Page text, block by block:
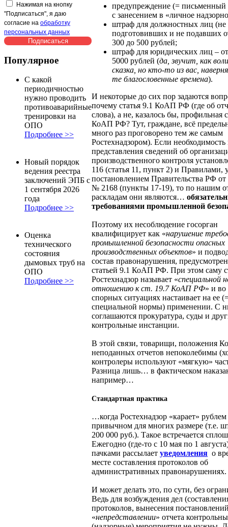
Нажимая на кнопку
"Подписаться", я даю
согласие на обработку
персональных данных
Популярное
С какой
периодичностью
нужно проводить
противоаварийные
тренировки на
ОПО
Подробнее >>
Новый порядок
ведения реестра
заключений ЭПБ с
1 сентября 2026
года
Подробнее >>
Оценка
технического
состояния
дымовых труб на
ОПО
Подробнее >>
предупреждение (= письменный
с занесением в «личное
штраф для должностных лиц (не
подготовивших и не подавших
300 до 500 рублей;
штраф для юридических лиц –
5000 рублей (да, звучит, как
сказка, но кто-то из вас,
те благословенные времена).
И некоторые до сих пор задаются
почему статья 9.1 КоАП РФ (где об
слова), а не, казалось бы, профильная
КоАП РФ? Тут, граждане, всё
много раз проговорено тем же самым
Ростехнадзором). Если необходимость
представления сведений об
производственного контроля
116 (статья 11, пункт 2) и Правилами,
постановлением Правительства РФ от
№ 2168 (пункты 17-19), то по нашим
раскладам они являются…
требованиями промышленной
Поэтому их несоблюдение госорган
квалифицирует как «нарушение
промышленной безопасности опасных
производственных объектов» и
состав правонарушения,
статьей 9.1 КоАП РФ. При этом саму
Ростехнадзор называет «специальной
отношению к ст. 19.7 КоАП РФ» и во
спорных ситуациях настаивает на ее
специальной нормы) применении. С
соглашаются прокуратура, суды и
контрольные инстанции.
В этой связи, товарищи, положения
неподанных отчетов непоколебимы
контролеры используют «мягкую»
Разница лишь… в фактическом
например…
Стандартная практика
…когда Ростехнадзор «карает» рублем
привычном для многих размере (т.е.
200 000 руб.). Такое встречается
Ежегодно (где-то с 10 мая по 1
пачками рассылает уведомления о
месте составления протоколов об
административных правонарушениях.
И может делать это, по сути, без
Ведь для возбуждения дел
протоколов, вынесения
«непредставлении» отчета